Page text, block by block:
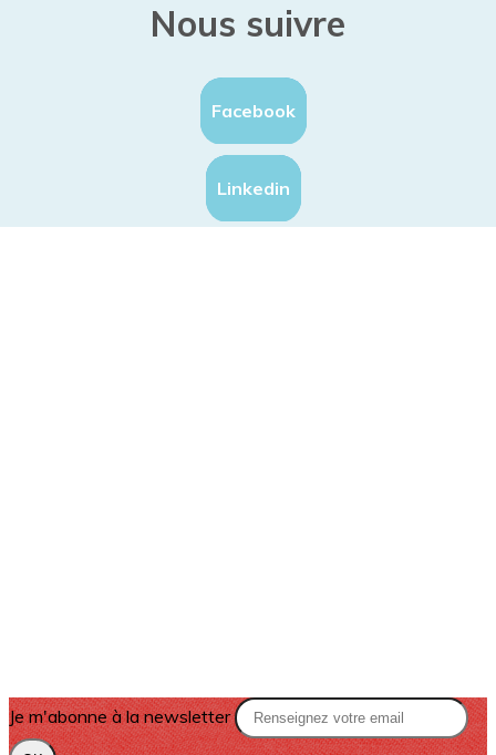
Nous suivre
Facebook
Linkedin
Je m'abonne à la newsletter